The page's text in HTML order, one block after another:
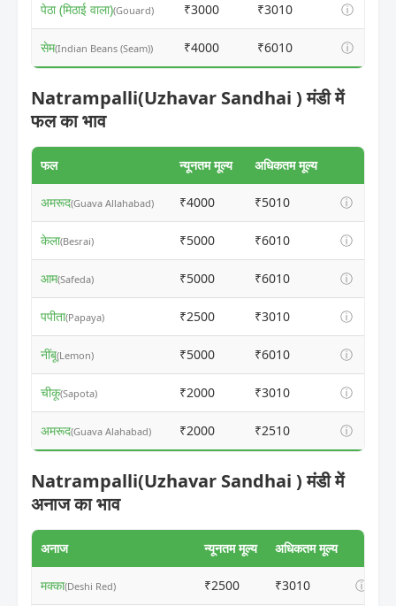
पेठा (मिठाई वाला)(Gouard) ₹3000 ₹3010 ⓘ
सेम(Indian Beans (Seam)) ₹4000 ₹6010 ⓘ
Natrampalli(Uzhavar Sandhai ) मंडी में
फल का भाव
फल न्यूनतम मूल्य अधिकतम मूल्य
अमरूद(Guava Allahabad) ₹4000 ₹5010 ⓘ
केला(Besrai) ₹5000 ₹6010 ⓘ
आम(Safeda) ₹5000 ₹6010 ⓘ
पपीता(Papaya) ₹2500 ₹3010 ⓘ
नींबू(Lemon) ₹5000 ₹6010 ⓘ
चीकू(Sapota) ₹2000 ₹3010 ⓘ
अमरूद(Guava Alahabad) ₹2000 ₹2510 ⓘ
Natrampalli(Uzhavar Sandhai ) मंडी में
अनाज का भाव
अनाज न्यूनतम मूल्य अधिकतम मूल्य
मक्का(Deshi Red) ₹2500 ₹3010 ⓘ